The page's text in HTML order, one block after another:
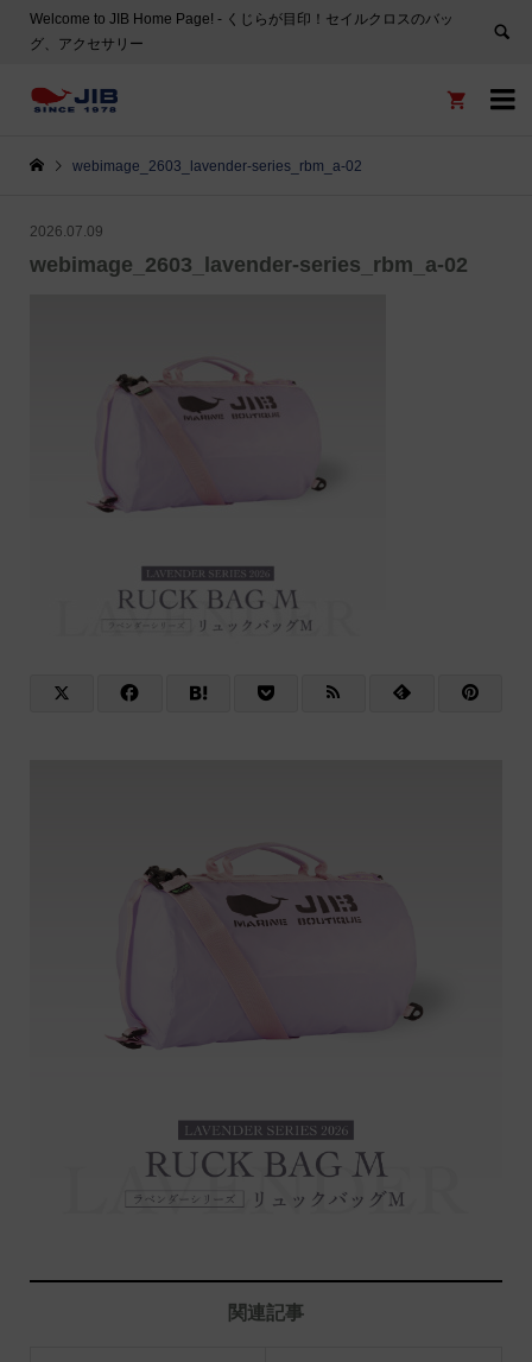
Welcome to JIB Home Page! ‐ くじらが目印！セイルクロスのバッ
グ、アクセサリー


webimage_2603_lavender-series_rbm_a-02
2026.07.09
webimage_2603_lavender-series_rbm_a-02
関連記事